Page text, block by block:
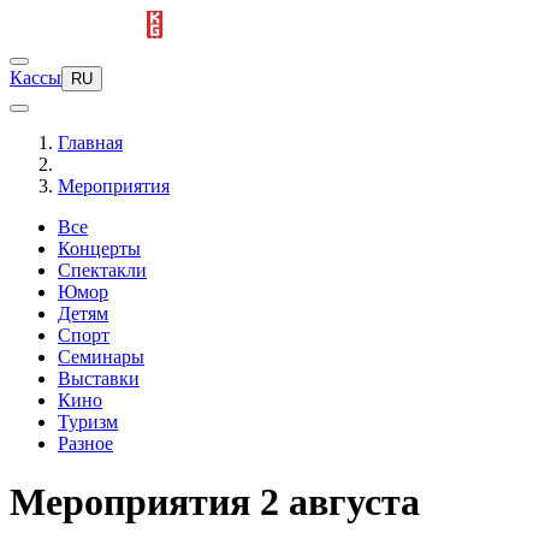
Кассы RU
Главная
Мероприятия
Все
Концерты
Спектакли
Юмор
Детям
Спорт
Семинары
Выставки
Кино
Туризм
Разное
Мероприятия 2 августа